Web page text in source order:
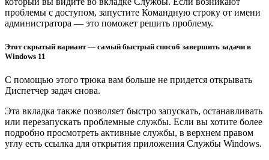
проблемы с доступом, запустите Командную строку от имени
администратора — это поможет решить проблему.
Этот скрытый вариант — самый быстрый способ завершить задачи в
Windows 11
С помощью этого трюка вам больше не придется открывать
Диспетчер задач снова.
Эта вкладка также позволяет быстро запускать, останавливать
или перезапускать проблемные службы. Если вы хотите более
подробно просмотреть активные службы, в верхнем правом
углу есть ссылка для открытия приложения Службы Windows.